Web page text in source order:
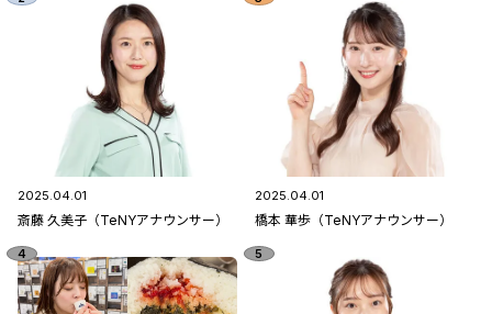
2025.04.01
斎藤 久美子（TeNYアナウンサー）
2025.04.01
橋本 華歩（TeNYアナウンサー）